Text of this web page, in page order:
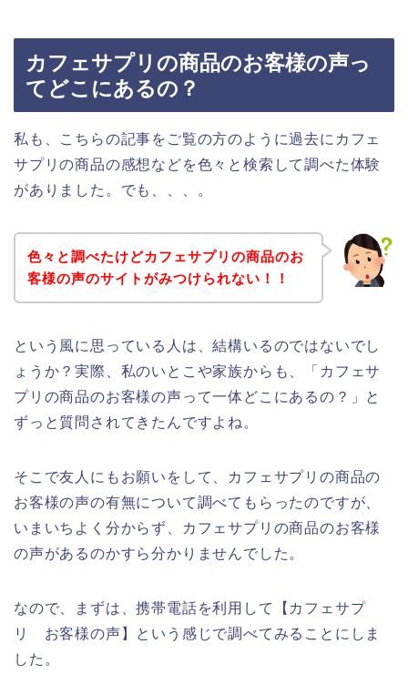
カフェサプリの商品のお客様の声っ
てどこにあるの？
私も、こちらの記事をご覧の方のように過去にカフェ
サプリの商品の感想などを色々と検索して調べた体験
がありました。でも、、、。
色々と調べたけどカフェサプリの商品のお
客様の声のサイトがみつけられない！！
という風に思っている人は、結構いるのではないでし
ょうか？実際、私のいとこや家族からも、「カフェサ
プリの商品のお客様の声って一体どこにあるの？」と
ずっと質問されてきたんですよね。
そこで友人にもお願いをして、カフェサプリの商品の
お客様の声の有無について調べてもらったのですが、
いまいちよく分からず、カフェサプリの商品のお客様
の声があるのかすら分かりませんでした。
なので、まずは、携帯電話を利用して【カフェサプ
リ お客様の声】という感じで調べてみることにしま
した。